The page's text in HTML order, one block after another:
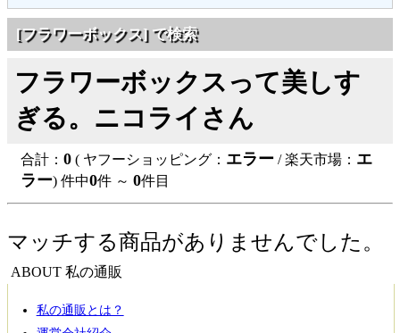
[フラワーボックス] で検索
フラワーボックスって美しす
ぎる。ニコライさん
合計： 0 ( ヤフーショッピング： エラー / 楽天市場： エ
ラー) 件中0件 ～ 0件目
マッチする商品がありませんでした。
ABOUT 私の通販
私の通販とは？